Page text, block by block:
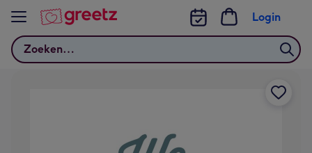
Bekijk meer
Zoeken
Login